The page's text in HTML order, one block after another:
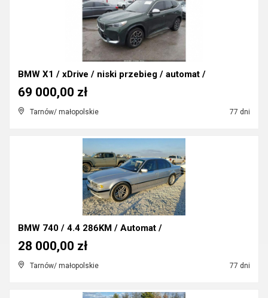
BMW X1 / xDrive / niski przebieg / automat /
Tarnów/ małopolskie 77 dni
69 000,00 zł
BMW 740 / 4.4 286KM / Automat /
Tarnów/ małopolskie 77 dni
28 000,00 zł